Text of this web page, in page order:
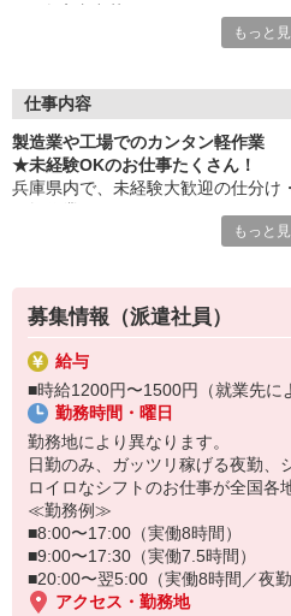
≪性別問わずご活躍中！≫
車通勤・バイク通勤OKも多数あり
自宅から通いやすいお仕事お探し
勤務実績に応じて給与の一部を給
※原則月払いでの給与支払です。
＜あんしん資格取得制度＞
就業中の方にはフォークリフト・
取得を全力サポート！講習料・受
もっと
仕事内容
製造業や工場でのカンタン軽作業
★未経験OKのお仕事たくさん！
兵庫県内で、未経験大歓迎の仕分け
もっと
募集情報（派遣社員）
給与
■時給1200円〜1500円（就業先に
勤務時間・曜日
勤務地により異なります。
日勤のみ、ガッツリ稼げる夜勤、
ロイロなシフトのお仕事が全国各
≪勤務例≫
■8:00〜17:00（実働8時間）
■9:00〜17:30（実働7.5時間）
■20:00〜翌5:00（実働8時間／夜勤
アクセス・勤務地